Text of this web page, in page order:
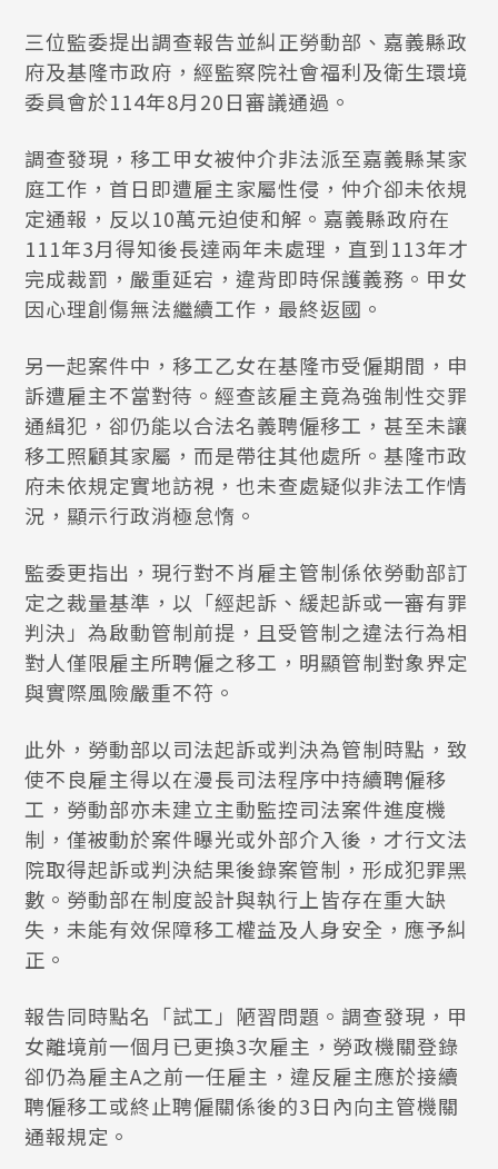
三位監委提出調查報告並糾正勞動部、嘉義縣政
府及基隆市政府，經監察院社會福利及衛生環境
委員會於114年8月20日審議通過。
調查發現，移工甲女被仲介非法派至嘉義縣某家
庭工作，首日即遭雇主家屬性侵，仲介卻未依規
定通報，反以10萬元迫使和解。嘉義縣政府在
111年3月得知後長達兩年未處理，直到113年才
完成裁罰，嚴重延宕，違背即時保護義務。甲女
因心理創傷無法繼續工作，最終返國。
另一起案件中，移工乙女在基隆市受僱期間，申
訴遭雇主不當對待。經查該雇主竟為強制性交罪
通緝犯，卻仍能以合法名義聘僱移工，甚至未讓
移工照顧其家屬，而是帶往其他處所。基隆市政
府未依規定實地訪視，也未查處疑似非法工作情
況，顯示行政消極怠惰。
監委更指出，現行對不肖雇主管制係依勞動部訂
定之裁量基準，以「經起訴、緩起訴或一審有罪
判決」為啟動管制前提，且受管制之違法行為相
對人僅限雇主所聘僱之移工，明顯管制對象界定
與實際風險嚴重不符。
此外，勞動部以司法起訴或判決為管制時點，致
使不良雇主得以在漫長司法程序中持續聘僱移
工，勞動部亦未建立主動監控司法案件進度機
制，僅被動於案件曝光或外部介入後，才行文法
院取得起訴或判決結果後錄案管制，形成犯罪黑
數。勞動部在制度設計與執行上皆存在重大缺
失，未能有效保障移工權益及人身安全，應予糾
正。
報告同時點名「試工」陋習問題。調查發現，甲
女離境前一個月已更換3次雇主，勞政機關登錄
卻仍為雇主A之前一任雇主，違反雇主應於接續
聘僱移工或終止聘僱關係後的3日內向主管機關
通報規定。